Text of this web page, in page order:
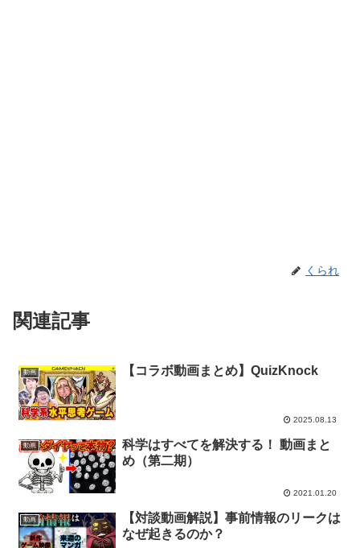
くられ
関連記事
動画 【コラボ動画まとめ】QuizKnock
2025.08.13
動画
科学はすべてを解決する！ 動画まと
め（第二期）
2021.01.20
動画
【対談動画解説】事前情報のリークは
なぜ起きるのか？